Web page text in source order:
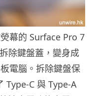
幕的 Surface Pro 7
除鍵盤蓋，變身成
電腦。拆除鍵盤保
Type-C 與 Type-A